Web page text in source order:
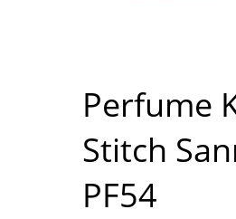
Perfume
Stitch
PF54